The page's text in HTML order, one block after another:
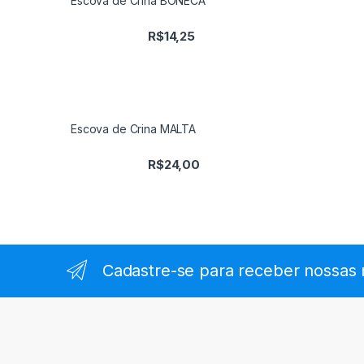
R$14,25
Escova de Crina MALTA
R$24,00
Cadastre-se para receber nossas